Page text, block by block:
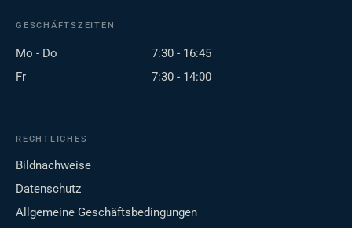
GESCHÄFTSZEITEN
Mo - Do
7:30 - 16:45
Fr
7:30 - 14:00
RECHTLICHES
Bildnachweise
Datenschutz
Allgemeine Geschäftsbedingungen